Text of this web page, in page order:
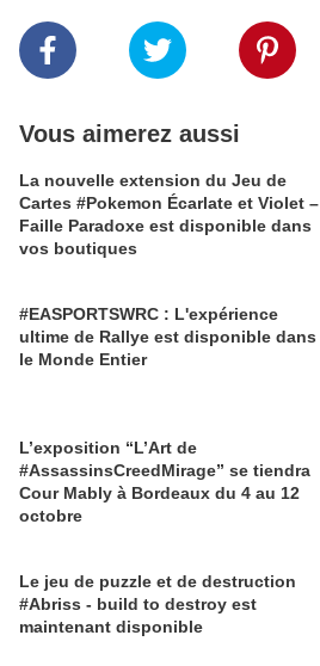
Vous aimerez aussi
La nouvelle extension du Jeu de
Cartes #Pokemon Écarlate et Violet –
Faille Paradoxe est disponible dans
vos boutiques
#EASPORTSWRC : L'expérience
ultime de Rallye est disponible dans
le Monde Entier
L’exposition “L’Art de
#AssassinsCreedMirage” se tiendra
Cour Mably à Bordeaux du 4 au 12
octobre
Le jeu de puzzle et de destruction
#Abriss - build to destroy est
maintenant disponible